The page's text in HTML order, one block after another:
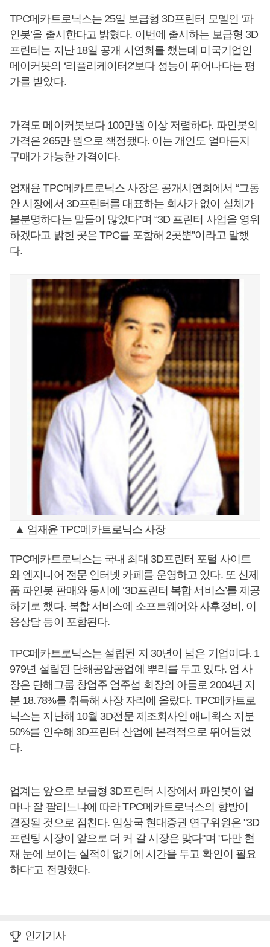
TPC메카트로닉스는 25일 보급형 3D프린터 모델인 ‘파
인봇’을 출시한다고 밝혔다. 이번에 출시하는 보급형 3D
프린터는 지난 18일 공개 시연회를 했는데 미국기업인
메이커봇의 ‘리플리케이터2'보다 성능이 뛰어나다는 평
가를 받았다.
가격도 메이커봇보다 100만원 이상 저렴하다. 파인봇의
가격은 265만 원으로 책정됐다. 이는 개인도 얼마든지
구매가 가능한 가격이다.
엄재윤 TPC메카트로닉스 사장은 공개시연회에서 “그동
안 시장에서 3D프린터를 대표하는 회사가 없이 실체가
불분명하다는 말들이 많았다”며 “3D 프린터 사업을 영위
하겠다고 밝힌 곳은 TPC를 포함해 2곳뿐”이라고 말했
다.
▲ 엄재윤 TPC메카트로닉스 사장
TPC메카트로닉스는 국내 최대 3D프린터 포털 사이트
와 엔지니어 전문 인터넷 카페를 운영하고 있다. 또 신제
품 파인봇 판매와 동시에 ‘3D프린터 복합 서비스’를 제공
하기로 했다. 복합 서비스에 소프트웨어와 사후정비, 이
용상담 등이 포함된다.
TPC메카트로닉스는 설립된 지 30년이 넘은 기업이다. 1
979년 설립된 단해공압공업에 뿌리를 두고 있다. 엄 사
장은 단해그룹 창업주 엄주섭 회장의 아들로 2004년 지
분 18.78%를 취득해 사장 자리에 올랐다. TPC메카트로
닉스는 지난해 10월 3D전문 제조회사인 애니웍스 지분
50%를 인수해 3D프린터 산업에 본격적으로 뛰어들었
다.
업계는 앞으로 보급형 3D프린터 시장에서 파인봇이 얼
마나 잘 팔리느냐에 따라 TPC메카트로닉스의 향방이
결정될 것으로 점친다. 임상국 현대증권 연구위원은 "3D
프린팅 시장이 앞으로 더 커 갈 시장은 맞다"며 "다만 현
재 눈에 보이는 실적이 없기에 시간을 두고 확인이 필요
하다“고 전망했다.
인기기사